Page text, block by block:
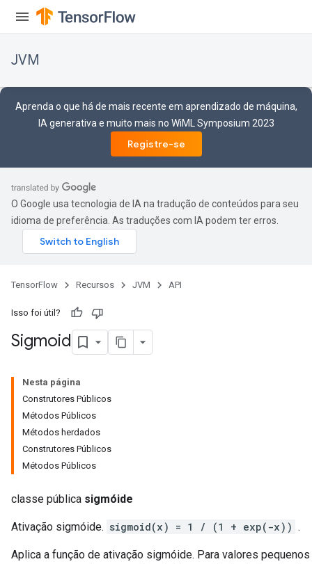
JVM
Aprenda o que há de mais recente em aprendizado de máquina,
IA generativa e muito mais no WiML Symposium 2023
Registre-se
O Google usa tecnologia de IA na tradução de conteúdos para seu
idioma de preferência. As traduções com IA podem ter erros.
TensorFlow Recursos JVM API
Isso foi útil?
Sigmoid
Nesta página
Construtores Públicos
Métodos Públicos
Métodos herdados
Construtores Públicos
Métodos Públicos
classe pública sigmóide
Ativação sigmóide. sigmoid(x) = 1 / (1 + exp(-x)) .
Aplica a função de ativação sigmóide. Para valores